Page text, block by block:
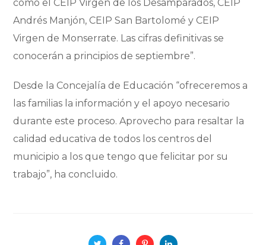
como el CEIP Virgen de los Desamparados, CEIP
Andrés Manjón, CEIP San Bartolomé y CEIP
Virgen de Monserrate. Las cifras definitivas se
conocerán a principios de septiembre”.
Desde la Concejalía de Educación “ofreceremos a
las familias la información y el apoyo necesario
durante este proceso. Aprovecho para resaltar la
calidad educativa de todos los centros del
municipio a los que tengo que felicitar por su
trabajo”, ha concluido.